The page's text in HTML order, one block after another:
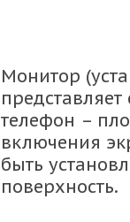
Монитор
телефон –
включения
быть
поверхность.